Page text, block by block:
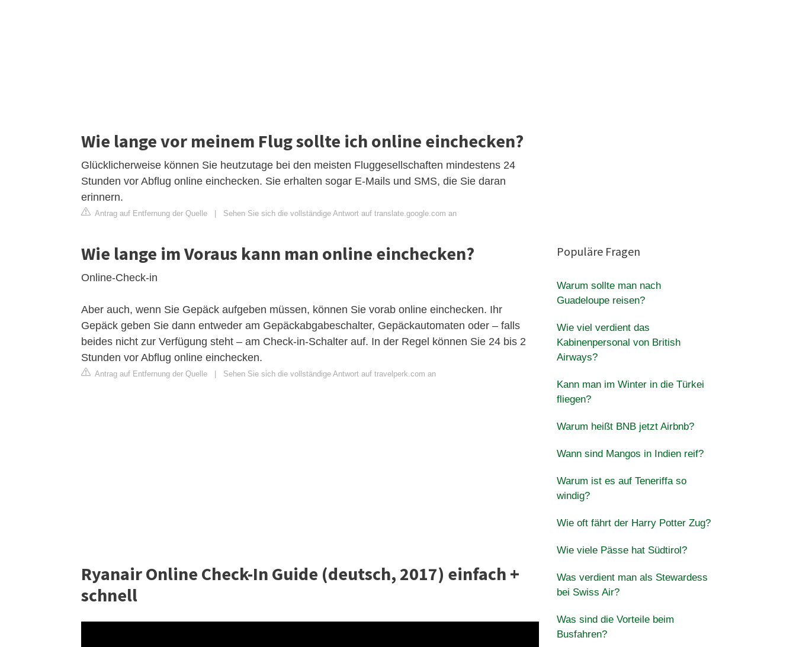
Wie lange vor meinem Flug sollte ich online einchecken?
Glücklicherweise können Sie heutzutage bei den meisten Fluggesellschaften mindestens 24
Stunden vor Abflug online einchecken. Sie erhalten sogar E-Mails und SMS, die Sie daran
erinnern.
Antrag auf Entfernung der Quelle Sehen Sie sich die vollständige Antwort auf translate.google.com an
Wie lange im Voraus kann man online einchecken?
Online-Check-in
Aber auch, wenn Sie Gepäck aufgeben müssen, können Sie vorab online einchecken. Ihr
Gepäck geben Sie dann entweder am Gepäckabgabeschalter, Gepäckautomaten oder – falls
beides nicht zur Verfügung steht – am Check-in-Schalter auf. In der Regel können Sie 24 bis 2
Stunden vor Abflug online einchecken.
Antrag auf Entfernung der Quelle Sehen Sie sich die vollständige Antwort auf travelperk.com an
Ryanair Online Check-In Guide (deutsch, 2017) einfach +
schnell
Populäre Fragen
Warum sollte man nach
Guadeloupe reisen?
Wie viel verdient das
Kabinenpersonal von British
Airways?
Kann man im Winter in die Türkei
fliegen?
Warum heißt BNB jetzt Airbnb?
Wann sind Mangos in Indien reif?
Warum ist es auf Teneriffa so
windig?
Wie oft fährt der Harry Potter Zug?
Wie viele Pässe hat Südtirol?
Was verdient man als Stewardess
bei Swiss Air?
Was sind die Vorteile beim
Busfahren?